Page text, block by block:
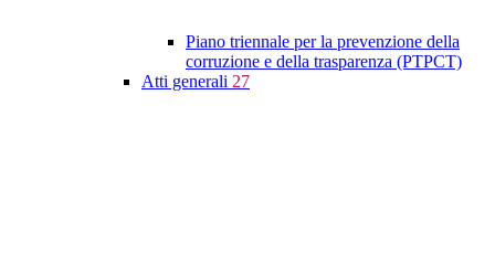
Piano triennale per la prevenzione della
corruzione e della trasparenza (PTPCT)
Atti generali 27